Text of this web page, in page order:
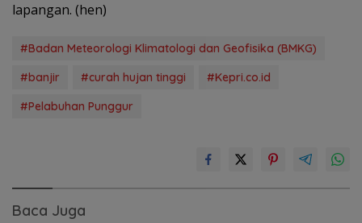
lapangan. (hen)
#Badan Meteorologi Klimatologi dan Geofisika (BMKG)
#banjir
#curah hujan tinggi
#Kepri.co.id
#Pelabuhan Punggur
Baca Juga